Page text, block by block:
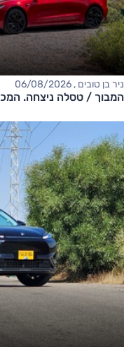
ניר בן טובים , 06/08/2026
המבוך / טסלה ניצחה.